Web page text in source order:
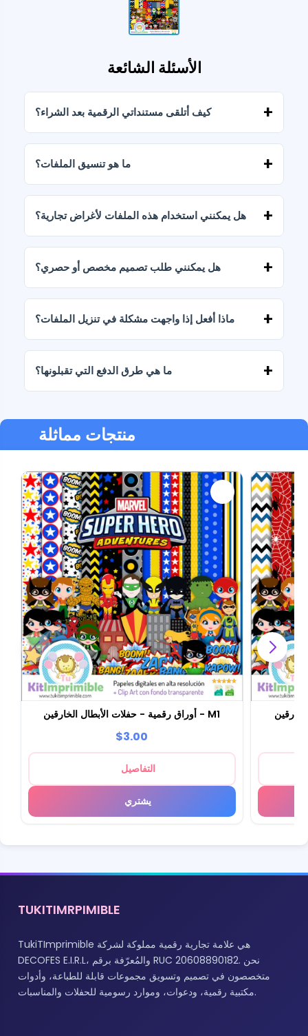
الأسئلة الشائعة
كيف أتلقى مستنداتي الرقمية بعد الشراء؟
ما هو تنسيق الملفات؟
الباقات أيضًا ملفات AI أو PDF.
هل يمكنني استخدام هذه الملفات لأغراض تجارية؟
هل يمكنني طلب تصميم مخصص أو حصري؟
ماذا أفعل إذا واجهت مشكلة في تنزيل الملفات؟
ما هي طرق الدفع التي تقبلونها؟
منتجات مماثلة
أوراق رقمية - حفلات الأبطال الخارقين - M1
$3.00
التفاصيل
يشتري
TUKITIMRPIMIBLE
TukiTImprimible هي علامة تجارية رقمية مملوكة لشركة
DECOFES E.I.R.L، والمُعرّفة برقم RUC 20608890182. نحن
متخصصون في تصميم وتسويق مجموعات قابلة للطباعة، وأدوات
مكتبية رقمية، ودعوات، وموارد رسومية للحفلات والمناسبات.